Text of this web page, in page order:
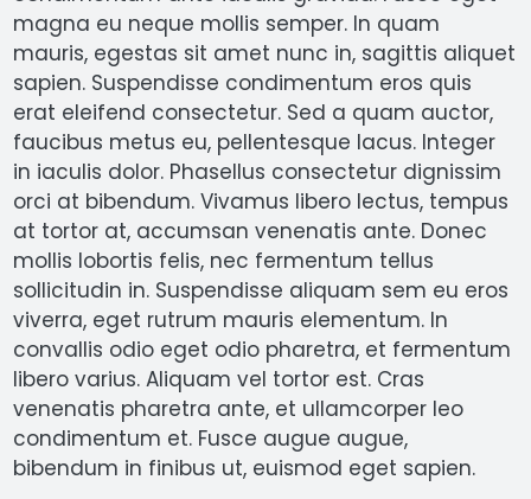
magna eu neque mollis semper. In quam
mauris, egestas sit amet nunc in, sagittis aliquet
sapien. Suspendisse condimentum eros quis
erat eleifend consectetur. Sed a quam auctor,
faucibus metus eu, pellentesque lacus. Integer
in iaculis dolor. Phasellus consectetur dignissim
orci at bibendum. Vivamus libero lectus, tempus
at tortor at, accumsan venenatis ante. Donec
mollis lobortis felis, nec fermentum tellus
sollicitudin in. Suspendisse aliquam sem eu eros
viverra, eget rutrum mauris elementum. In
convallis odio eget odio pharetra, et fermentum
libero varius. Aliquam vel tortor est. Cras
venenatis pharetra ante, et ullamcorper leo
condimentum et. Fusce augue augue,
bibendum in finibus ut, euismod eget sapien.